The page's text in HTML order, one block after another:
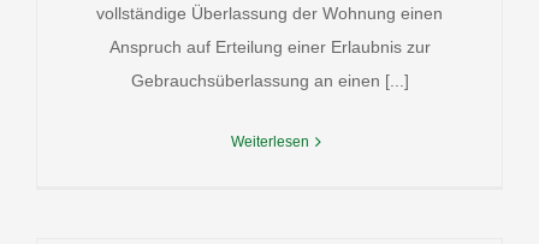
vollständige Überlassung der Wohnung einen
Anspruch auf Erteilung einer Erlaubnis zur
Gebrauchsüberlassung an einen [...]
Weiterlesen